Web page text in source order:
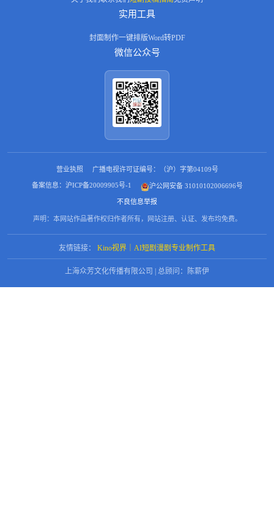
实用工具
封面制作一键排版Word转PDF
微信公众号
营业执照 广播电视许可证编号：（沪）字第04109号
备案信息：沪ICP备20009905号-1 沪公网安备 31010102006696号
不良信息举报
声明：本网站作品著作权归作者所有，网站注册、认证、发布均免费。
友情链接： Kino视界｜AI短剧漫剧专业制作工具
上海众芳文化传播有限公司 | 总顾问：陈薪伊